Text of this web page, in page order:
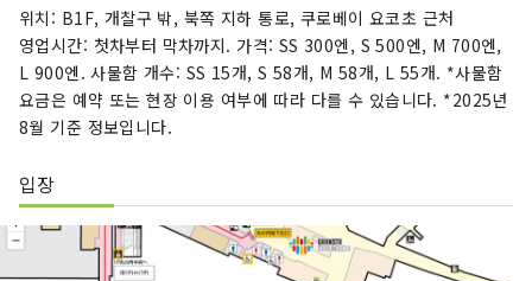
위치: B1F, 개찰구 밖, 북쪽 지하 통로, 쿠로베이 요코초 근처
영업시간: 첫차부터 막차까지. 가격: SS 300엔, S 500엔, M 700엔,
L 900엔. 사물함 개수: SS 15개, S 58개, M 58개, L 55개. *사물함
요금은 예약 또는 현장 이용 여부에 따라 다를 수 있습니다. *2025년
8월 기준 정보입니다.
입장